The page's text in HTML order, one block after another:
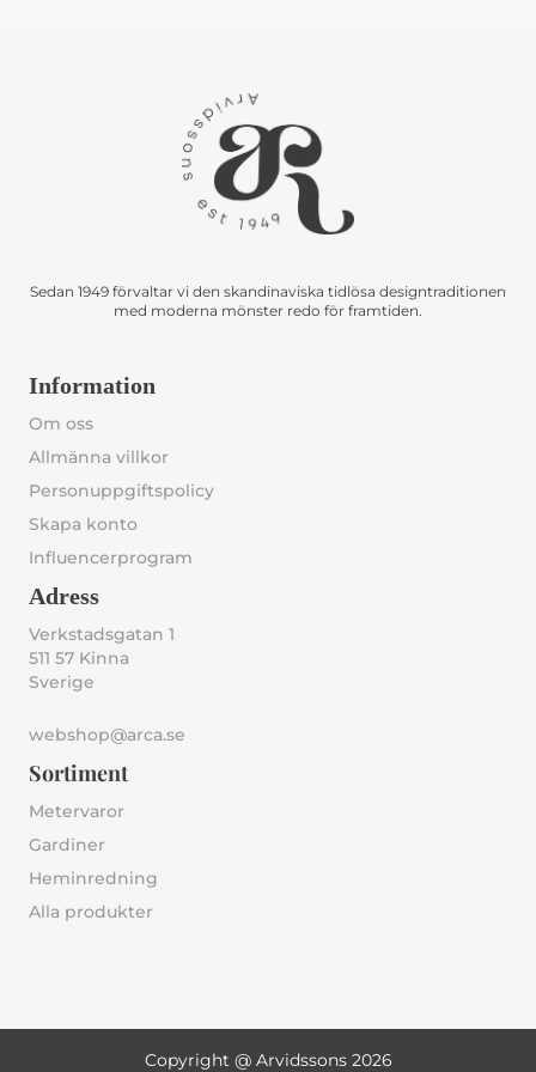
Sedan 1949 förvaltar vi den skandinaviska tidlösa designtraditionen
med moderna mönster redo för framtiden.
Information
Om oss
Allmänna villkor
Personuppgiftspolicy
Skapa konto
Influencerprogram
Adress
Verkstadsgatan 1
511 57 Kinna
Sverige
webshop@arca.se
Sortiment
Metervaror
Gardiner
Heminredning
Alla produkter
Copyright @ Arvidssons 2026